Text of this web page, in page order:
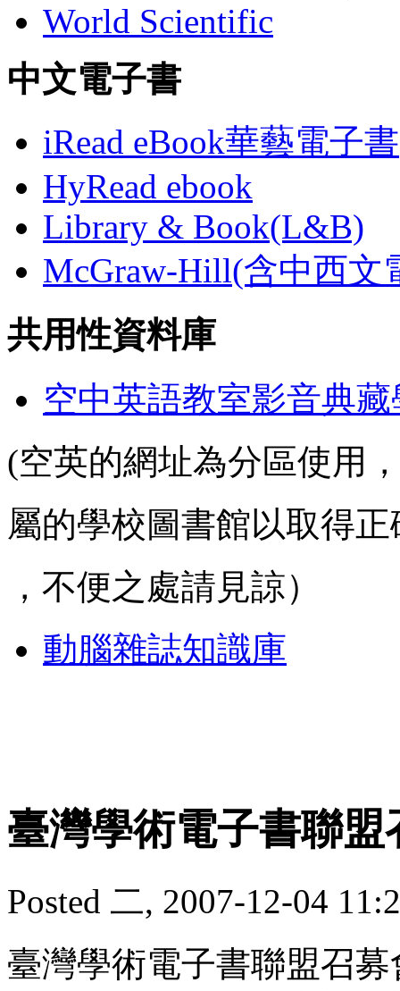
World Scientific
中文電子書
iRead eBook華藝電子書
HyRead ebook
Library & Book(L&B)
McGraw-Hill(含中西文
共用性資料庫
空中英語教室影音典
(空英的網址為分區使用
屬的學校圖書館以取得
，不便之處請見諒）
動腦雜誌知識庫
臺灣學術電子書聯
Posted 二, 2007-12-04
臺灣學術電子書聯盟召